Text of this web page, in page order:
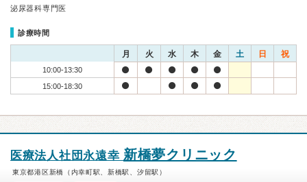
泌尿器科専門医
診療時間
月 火 水 木 金 土 日 祝
10:00-13:30
15:00-18:30
医療法人社団永遠幸 新橋夢クリニック
東京都港区新橋（内幸町駅、新橋駅、汐留駅）